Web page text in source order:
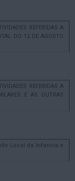
REFERIDAS A
DO 12 DE AGOSTO
REFERIDAS A
E AS OUTRAS
Local da Infancia e